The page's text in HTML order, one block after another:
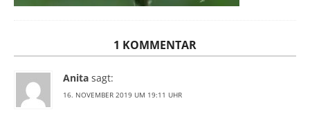
1 KOMMENTAR
Anita sagt:
16. NOVEMBER 2019 UM 19:11 UHR